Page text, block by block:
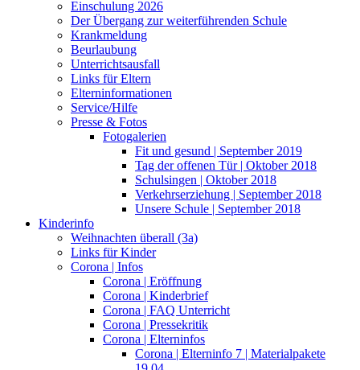
Einschulung 2026
Der Übergang zur weiterführenden Schule
Krankmeldung
Beurlaubung
Unterrichtsausfall
Links für Eltern
Elterninformationen
Service/Hilfe
Presse & Fotos
Fotogalerien
Fit und gesund | September 2019
Tag der offenen Tür | Oktober 2018
Schulsingen | Oktober 2018
Verkehrserziehung | September 2018
Unsere Schule | September 2018
Kinderinfo
Weihnachten überall (3a)
Links für Kinder
Corona | Infos
Corona | Eröffnung
Corona | Kinderbrief
Corona | FAQ Unterricht
Corona | Pressekritik
Corona | Elterninfos
Corona | Elterninfo 7 | Materialpakete